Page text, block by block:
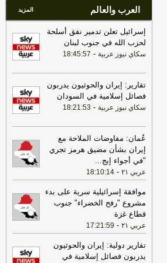
العرب والعالم المزيد
إسرائيل تعلن تدمير نفق أسلحة
لحزب الله في جنوب لبنان
سكاي نيوز عربية -
18:45:57
تقارير: إيران والحوثيون يدربون
فصائل إسلامية في السودان
سكاي نيوز عربية -
18:21:53
عُمان: مفاوضات الملاحة مع
إيران بشأن مضيق هرمز تجري
"في أجواء إيج...
عربي ٢١ -
18:10:14
موافقة إسرائيلية سرية على بدء
مشروع "رفح الخضراء" جنوب
قطاع غزة
عربي ٢١ -
17:21:59
تقارير دولية: إيران والحوثيون
يدربون فصائل إسلامية في